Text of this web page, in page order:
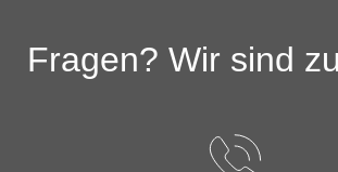
Fragen? Wir sind